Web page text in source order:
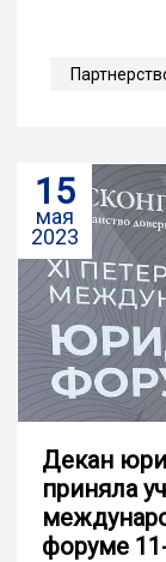
15
мая
2023
Декан
приняла
форуме